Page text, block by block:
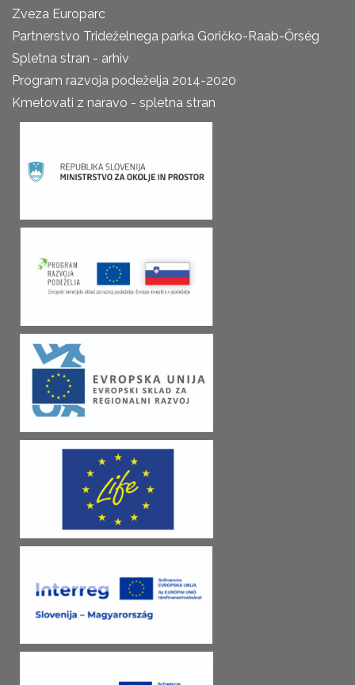
Zveza Europarc
Partnerstvo Trideželnega parka Goričko-Raab-Őrség
Spletna stran - arhiv
Program razvoja podeželja 2014-2020
Kmetovati z naravo - spletna stran